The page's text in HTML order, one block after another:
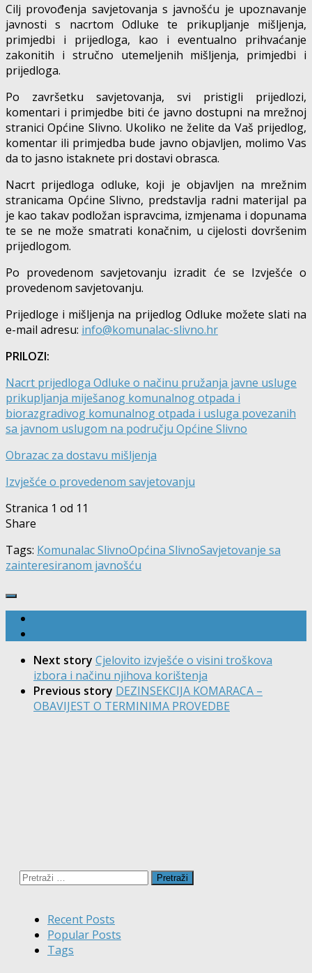
Cilj provođenja savjetovanja s javnošću je upoznavanje
javnosti s nacrtom Odluke te prikupljanje mišljenja,
primjedbi i prijedloga, kao i eventualno prihvaćanje
zakonitih i stručno utemeljenih mišljenja, primjedbi i
prijedloga.
Po završetku savjetovanja, svi pristigli prijedlozi,
komentari i primjedbe biti će javno dostupni na mrežnoj
stranici Općine Slivno. Ukoliko ne želite da Vaš prijedlog,
komentar ili primjedba bude javno objavljen, molimo Vas
da to jasno istaknete pri dostavi obrasca.
Nacrt prijedloga odluke, koji je objavljen na mrežnim
stranicama Općine Slivno, predstavlja radni materijal pa
je kao takav podložan ispravcima, izmjenama i dopunama
te se ne može smatrati konačnim, u cijelosti dovršenim
prijedlogom.
Po provedenom savjetovanju izradit će se Izvješće o
provedenom savjetovanju.
Prijedloge i mišljenja na prijedlog Odluke možete slati na
e-mail adresu: info@komunalac-slivno.hr
PRILOZI:
Nacrt prijedloga Odluke o načinu pružanja javne usluge
prikupljanja miješanog komunalnog otpada i
biorazgradivog komunalnog otpada i usluga povezanih
sa javnom uslugom na području Općine Slivno
Obrazac za dostavu mišljenja
Izvješće o provedenom savjetovanju
Stranica 1 od 1 1
Share
Tags: Komunalac SlivnoOpćina SlivnoSavjetovanje sa
zainteresiranom javnošću
Next story Cjelovito izvješće o visini troškova
izbora i načinu njihova korištenja
Previous story DEZINSEKCIJA KOMARACA –
OBAVIJEST O TERMINIMA PROVEDBE
Pretraži:
Recent Posts
Popular Posts
Tags